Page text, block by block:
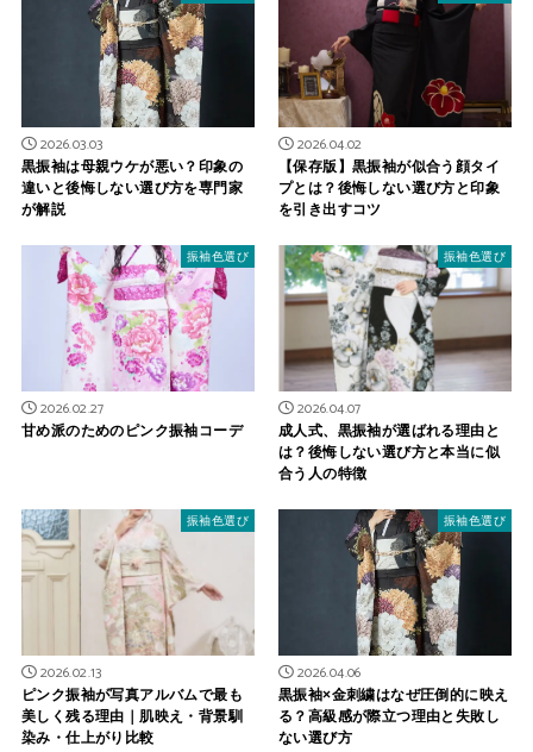
2026.03.03
黒振袖は母親ウケが悪い？印象の
違いと後悔しない選び方を専門家
が解説
2026.04.02
【保存版】黒振袖が似合う顔タイ
プとは？後悔しない選び方と印象
を引き出すコツ
振袖色選び
2026.02.27
甘め派のためのピンク振袖コーデ
振袖色選び
2026.04.07
成人式、黒振袖が選ばれる理由と
は？後悔しない選び方と本当に似
合う人の特徴
振袖色選び
2026.02.13
ピンク振袖が写真アルバムで最も
美しく残る理由｜肌映え・背景馴
染み・仕上がり比較
振袖色選び
2026.04.06
黒振袖×金刺繍はなぜ圧倒的に映え
る？高級感が際立つ理由と失敗し
ない選び方